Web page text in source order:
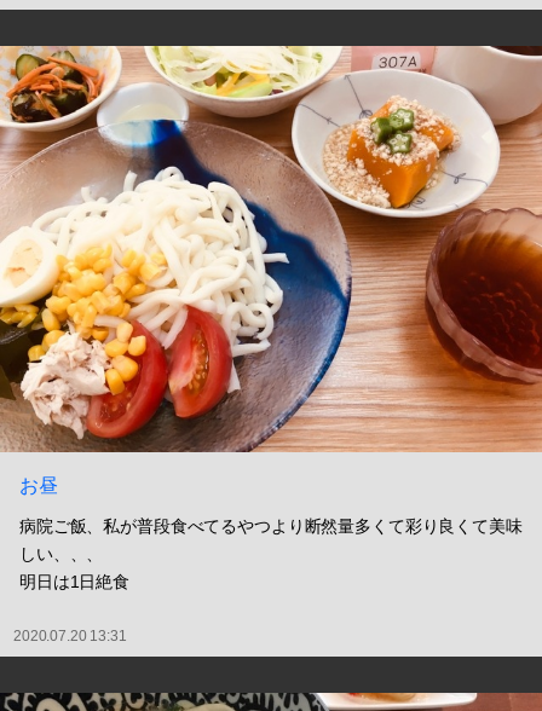
お昼
病院ご飯、私が普段食べてるやつより断然量多くて彩り良くて美味
しい、、、
明日は1日絶食
2020.07.20 13:31